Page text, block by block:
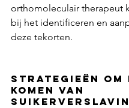
orthomoleculair therapeut
bij het identificeren en
deze tekorten.
Strategieën
komen van